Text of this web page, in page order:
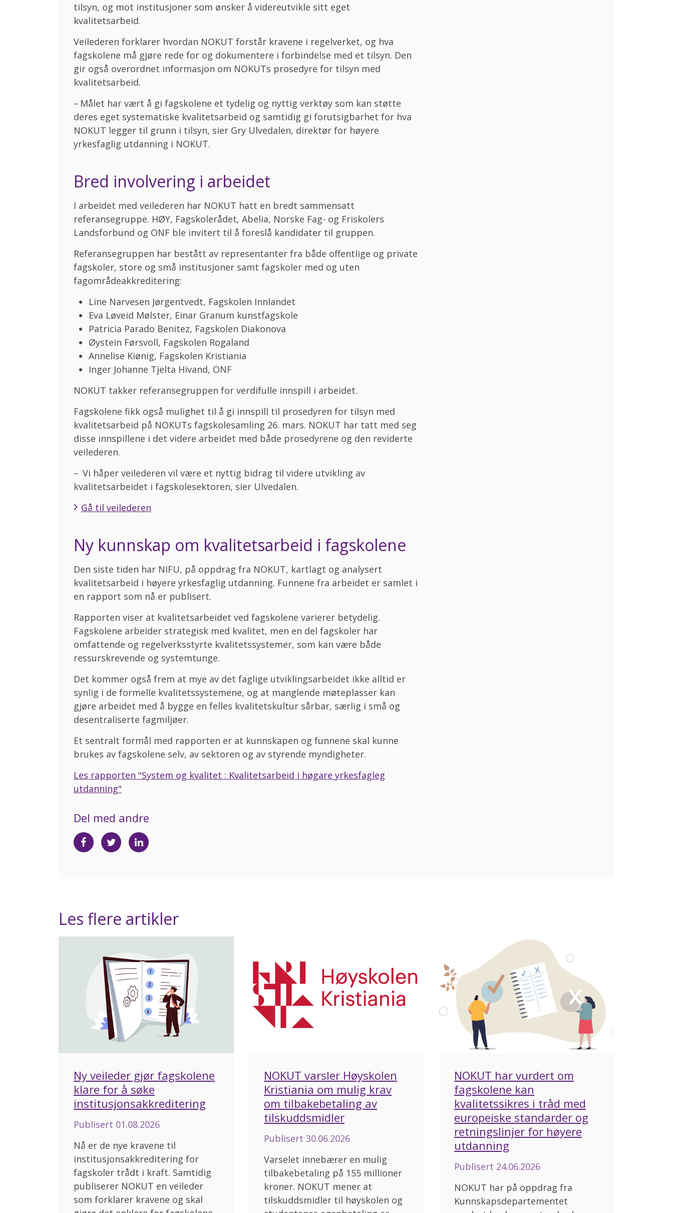
tilsyn, og mot institusjoner som ønsker å videreutvikle sitt eget
kvalitetsarbeid.
Veilederen forklarer hvordan NOKUT forstår kravene i regelverket, og hva
fagskolene må gjøre rede for og dokumentere i forbindelse med et tilsyn. Den
gir også overordnet informasjon om NOKUTs prosedyre for tilsyn med
kvalitetsarbeid.
– Målet har vært å gi fagskolene et tydelig og nyttig verktøy som kan støtte
deres eget systematiske kvalitetsarbeid og samtidig gi forutsigbarhet for hva
NOKUT legger til grunn i tilsyn, sier Gry Ulvedalen, direktør for høyere
yrkesfaglig utdanning i NOKUT.
Bred involvering i arbeidet
I arbeidet med veilederen har NOKUT hatt en bredt sammensatt
referansegruppe. HØY, Fagskolerådet, Abelia, Norske Fag- og Friskolers
Landsforbund og ONF ble invitert til å foreslå kandidater til gruppen.
Referansegruppen har bestått av representanter fra både offentlige og private
fagskoler, store og små institusjoner samt fagskoler med og uten
fagområdeakkreditering:
Line Narvesen Jørgentvedt, Fagskolen Innlandet
Eva Løveid Mølster, Einar Granum kunstfagskole
Patricia Parado Benitez, Fagskolen Diakonova
Øystein Førsvoll, Fagskolen Rogaland
Annelise Kiønig, Fagskolen Kristiania
Inger Johanne Tjelta Hivand, ONF
NOKUT takker referansegruppen for verdifulle innspill i arbeidet.
Fagskolene fikk også mulighet til å gi innspill til prosedyren for tilsyn med
kvalitetsarbeid på NOKUTs fagskolesamling 26. mars. NOKUT har tatt med seg
disse innspillene i det videre arbeidet med både prosedyrene og den reviderte
veilederen.
– Vi håper veilederen vil være et nyttig bidrag til videre utvikling av
kvalitetsarbeidet i fagskolesektoren, sier Ulvedalen.
Gå til veilederen
Ny kunnskap om kvalitetsarbeid i fagskolene
Den siste tiden har NIFU, på oppdrag fra NOKUT, kartlagt og analysert
kvalitetsarbeid i høyere yrkesfaglig utdanning. Funnene fra arbeidet er samlet i
en rapport som nå er publisert.
Rapporten viser at kvalitetsarbeidet ved fagskolene varierer betydelig.
Fagskolene arbeider strategisk med kvalitet, men en del fagskoler har
omfattende og regelverksstyrte kvalitetssystemer, som kan være både
ressurskrevende og systemtunge.
Det kommer også frem at mye av det faglige utviklingsarbeidet ikke alltid er
synlig i de formelle kvalitetssystemene, og at manglende møteplasser kan
gjøre arbeidet med å bygge en felles kvalitetskultur sårbar, særlig i små og
desentraliserte fagmiljøer.
Et sentralt formål med rapporten er at kunnskapen og funnene skal kunne
brukes av fagskolene selv, av sektoren og av styrende myndigheter.
Les rapporten "System og kvalitet : Kvalitetsarbeid i høgare yrkesfagleg
utdanning"
Del med andre
Del
på
Del
på
Del
på
Les flere artikler
Ny veileder gjør fagskolene
klare for å søke
institusjonsakkreditering
Publisert 01.08.2026
Nå er de nye kravene til
institusjonsakkreditering for
fagskoler trådt i kraft. Samtidig
publiserer NOKUT en veileder
som forklarer kravene og skal
NOKUT varsler Høyskolen
Kristiania om mulig krav
om tilbakebetaling av
tilskuddsmidler
Publisert 30.06.2026
Varselet innebærer en mulig
tilbakebetaling på 155 millioner
kroner. NOKUT mener at
tilskuddsmidler til høyskolen og
NOKUT har vurdert om
fagskolene kan
kvalitetssikres i tråd med
europeiske standarder og
retningslinjer for høyere
utdanning
Publisert 24.06.2026
NOKUT har på oppdrag fra
Kunnskapsdepartementet